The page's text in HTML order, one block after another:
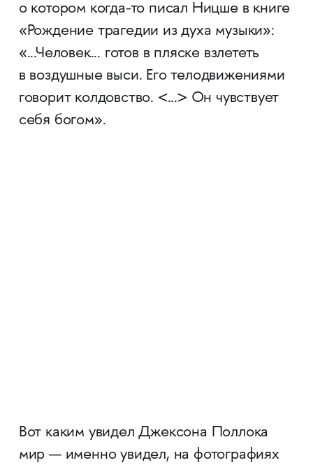
о котором когда-то писал Ницше в книге
«Рождение трагедии из духа музыки»:
«...Человек... готов в пляске взлететь
в воздушные выси. Его телодвижениями
говорит колдовство. <...> Он чувствует
себя богом».
Вот каким увидел Джексона Поллока
мир — именно увидел, на фотографиях